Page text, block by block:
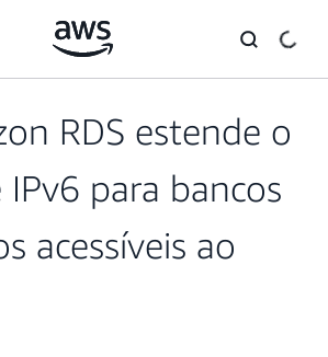
principal
RDS estende o
para bancos
acessíveis ao